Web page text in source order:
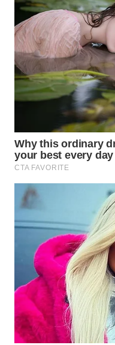
WN
NATUNA
WN
WN
MANDALIKA
WN
LIKUPANG
LABUANBAJO
BORNEO
Wahana
Media
Group
WAHANA
NEWS